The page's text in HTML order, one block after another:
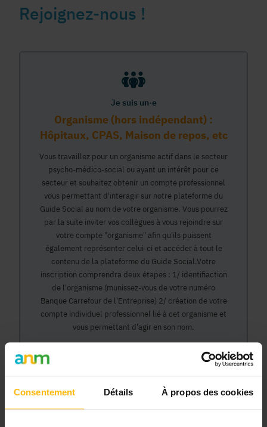
Consentement Détails À propos des cookies
Rejoignez-nous !
Je suis un·e
Organisme (hors indépendant) :
Hôpitaux, CPAS, Maison de repos, etc
Vous travaillez pour un organisme actif dans le secteur
psycho-médico-social ou ayant un intérêt pour ce
secteur et souhaitez obtenir un compte professionnel
vous permettant d'interagir sur notre plateforme du
Guide Social au nom de votre organisme. Vous pourrez
par la suite inviter vos collègues à vous rejoindre sur
votre compte "organisme" afin qu'ils puissent
également représenter celui-ci et accéder à tout le
contenu de la plateforme du Guide Social.Votre
inscription comprendra deux étapes : 1/ identifiaction
de l'organisme (munissez-vous de votre numéro
Banque Carrefour de l'Entreprise) 2/ création de votre
compte individuel professionnel lié à cet organisme et
vous permettant d'agir en son nom.